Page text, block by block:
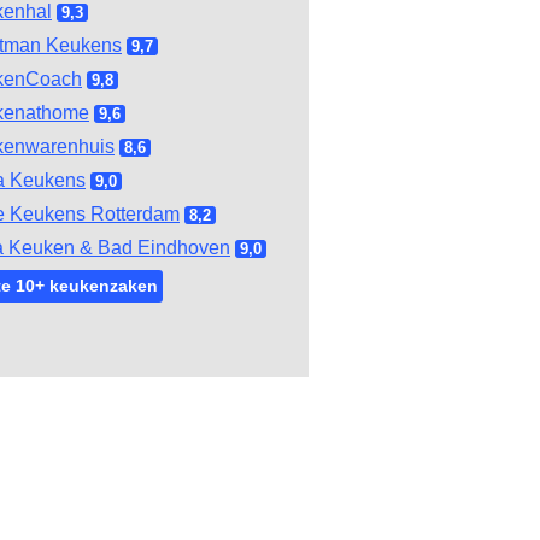
9,3
Keukens 9,7
9,8
9,6
8,6
Keukens 9,0
Keukens Rotterdam 8,2
Keuken & Bad Eindhoven 9,0
10+ keukenzaken